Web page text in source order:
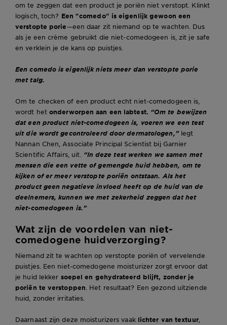
om te zeggen dat een product je poriën niet verstopt. Klinkt
logisch, toch? Een "comedo" is eigenlijk gewoon een
verstopte porie—een daar zit niemand op te wachten. Dus
als je een crème gebruikt die niet-comedogeen is, zit je safe
en verklein je de kans op puistjes.
Een comedo is eigenlijk niets meer dan verstopte porie
met talg.
Om te checken of een product echt niet-comedogeen is,
wordt het onderworpen aan een labtest. “Om te bewijzen
dat een product niet-comedogeen is, voeren we een test
uit die wordt gecontroleerd door dermatologen,”legt
Nannan Chen, Associate Principal Scientist bij Garnier
Scientific Affairs, uit. “In deze test werken we samen met
mensen die een vette of gemengde huid hebben, om te
kijken of er meer verstopte poriën ontstaan. Als het
product geen negatieve invloed heeft op de huid van de
deelnemers, kunnen we met zekerheid zeggen dat het
niet-comedogeen is.”
Wat zijn de voordelen van niet-
comedogene huidverzorging?
Niemand zit te wachten op verstopte poriën of vervelende
puistjes. Een niet-comedogene moisturizer zorgt ervoor dat
je huid lekker soepel en gehydrateerd blijft, zonder je
poriën te verstoppen . Het resultaat? Een gezond uitziende
huid, zonder irritaties.
Daarnaast zijn deze moisturizers vaak lichter van textuur,